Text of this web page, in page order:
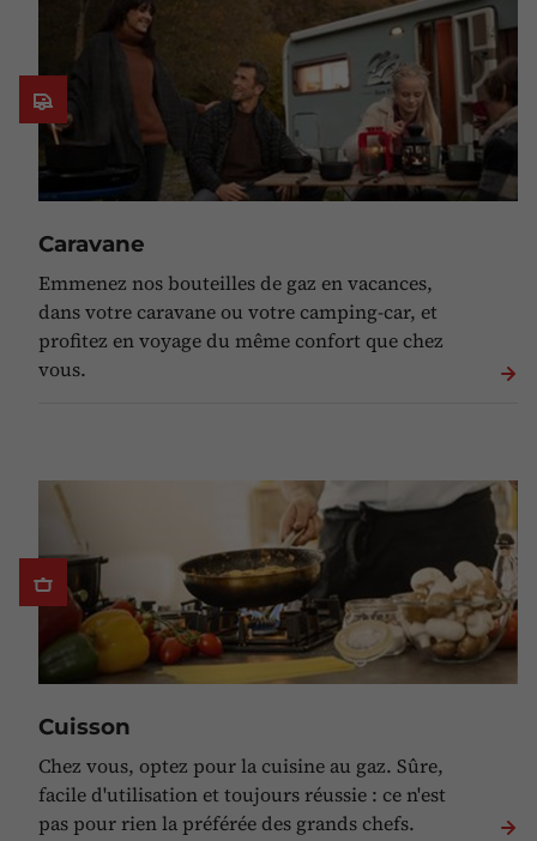
Caravane
Emmenez nos bouteilles de gaz en vacances,
dans votre caravane ou votre camping-car, et
profitez en voyage du même confort que chez
vous.
Cuisson
Chez vous, optez pour la cuisine au gaz. Sûre,
facile d'utilisation et toujours réussie : ce n'est
pas pour rien la préférée des grands chefs.